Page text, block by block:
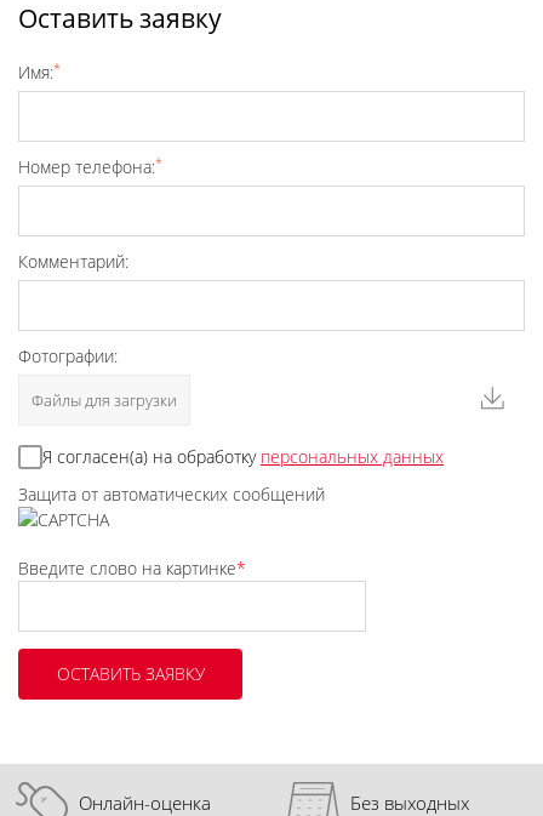
Оставить заявку
Имя:*
Номер телефона:*
Комментарий:
Фотографии:
Файлы для загрузки
Я согласен(а) на обработку персональных данных
Защита от автоматических сообщений
Введите слово на картинке*
Онлайн-оценка Без выходных